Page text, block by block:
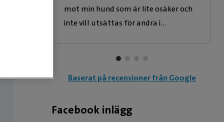
mot min hund som är lite osäker och
inte vill utsättas för andra i
Baserat på recensioner från Google
Facebook inlägg